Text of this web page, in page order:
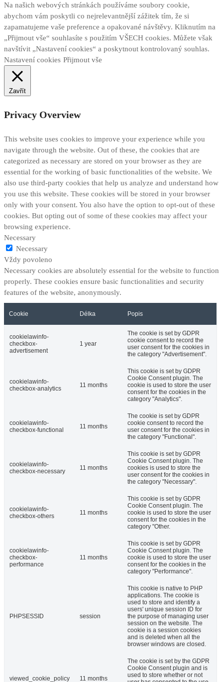
Na našich webových stránkách používáme soubory cookie,
abychom vám poskytli co nejrelevantnější zážitek tím, že si
zapamatujeme vaše preference a opakované návštěvy. Kliknutím na
„Přijmout vše“ souhlasíte s použitím VŠECH cookies. Můžete však
navštívit „Nastavení cookies“ a poskytnout kontrolovaný souhlas.
Nastavení cookies Přijmout vše
Zavřít
Privacy Overview
This website uses cookies to improve your experience while you
navigate through the website. Out of these, the cookies that are
categorized as necessary are stored on your browser as they are
essential for the working of basic functionalities of the website. We
also use third-party cookies that help us analyze and understand how
you use this website. These cookies will be stored in your browser
only with your consent. You also have the option to opt-out of these
cookies. But opting out of some of these cookies may affect your
browsing experience.
Necessary
Necessary
Vždy povoleno
Necessary cookies are absolutely essential for the website to function
properly. These cookies ensure basic functionalities and security
features of the website, anonymously.
Cookie Délka Popis
cookielawinfo-
checkbox-
advertisement
1 year
The cookie is set by GDPR
cookie consent to record the
user consent for the cookies in
the category "Advertisement".
cookielawinfo-
checkbox-analytics
11 months
This cookie is set by GDPR
Cookie Consent plugin. The
cookie is used to store the user
consent for the cookies in the
category "Analytics".
cookielawinfo-
checkbox-functional
11 months
The cookie is set by GDPR
cookie consent to record the
user consent for the cookies in
the category "Functional".
cookielawinfo-
checkbox-necessary
11 months
This cookie is set by GDPR
Cookie Consent plugin. The
cookies is used to store the
user consent for the cookies in
the category "Necessary".
cookielawinfo-
checkbox-others
11 months
This cookie is set by GDPR
Cookie Consent plugin. The
cookie is used to store the user
consent for the cookies in the
category "Other.
cookielawinfo-
checkbox-
performance
11 months
This cookie is set by GDPR
Cookie Consent plugin. The
cookie is used to store the user
consent for the cookies in the
category "Performance".
PHPSESSID session
This cookie is native to PHP
applications. The cookie is
used to store and identify a
users' unique session ID for
the purpose of managing user
session on the website. The
cookie is a session cookies
and is deleted when all the
browser windows are closed.
viewed_cookie_policy 11 months
The cookie is set by the GDPR
Cookie Consent plugin and is
used to store whether or not